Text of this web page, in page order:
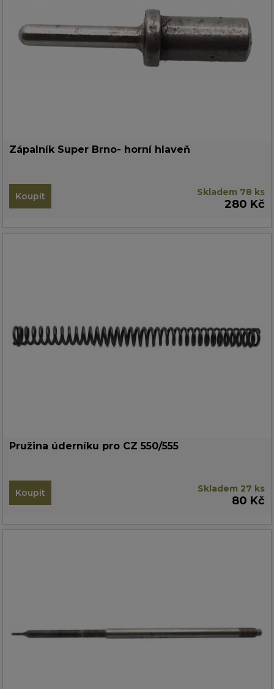
Zápalník Super Brno- horní hlaveň
Koupit Skladem 78 ks
280 Kč
Pružina úderníku pro CZ 550/555
Koupit Skladem 27 ks
80 Kč